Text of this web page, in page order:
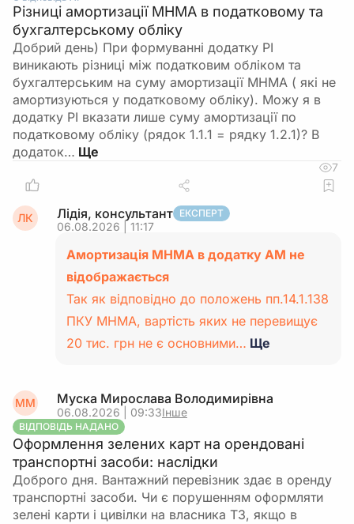
Різниці амортизації МНМА в податковому та
бухгалтерському обліку
Добрий день) При формуванні додатку РІ
виникають різниці між податковим обліком та
бухгалтерським на суму амортизації МНМА ( які не
амортизуються у податковому обліку). Можу я в
додатку РІ вказати лише суму амортизації по
податковому обліку (рядок 1.1.1 = рядку 1.2.1)? В
додаток…
7
ЛК Лідія, консультант ЕКСПЕРТ
06.08.2026 | 11:17
Амортизація МНМА в додатку АМ не
відображається
Так як відповідно до положень пп.14.1.138
ПКУ МНМА, вартість яких не перевищує
20 тис. грн не є основними… Ще
ММ Муска Мирослава Володимирівна
06.08.2026 | 09:33Інше
ВІДПОВІДЬ НАДАНО
Оформлення зелених карт на орендовані
транспортні засоби: наслідки
Доброго дня. Вантажний перевізник здає в оренду
транспортні засоби. Чи є порушенням оформляти
зелені карти і цивілки на власника ТЗ, якщо в